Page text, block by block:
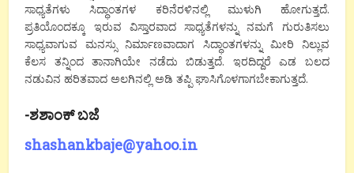
ಸಾಧ್ಯತೆಗಳು ಸಿದ್ಧಾಂತಗಳ ಕರಿನೆರಳಿನಲ್ಲಿ ಮುಳುಗಿ ಹೋಗುತ್ತದೆ.
ಪ್ರತಿಯೊಂದಕ್ಕೂ ಇರುವ ವಿಸ್ತಾರವಾದ ಸಾಧ್ಯತೆಗಳನ್ನು ನಮಗೆ ಗುರುತಿಸಲು
ಸಾಧ್ಯವಾಗುವ ಮನಸ್ಸು ನಿರ್ಮಾಣವಾದಾಗ ಸಿದ್ಧಾಂತಗಳನ್ನು ಮೀರಿ ನಿಲ್ಲುವ
ಕೆಲಸ ತನ್ನಿಂದ ತಾನಾಗಿಯೇ ನಡೆದು ಬಿಡುತ್ತದೆ. ಇರದಿದ್ದರೆ ಎಡ ಬಲದ
ನಡುವಿನ ಹರಿತವಾದ ಅಲಗಿನಲ್ಲಿ ಅಡಿ ತಪ್ಪಿ ಘಾಸಿಗೊಳಗಾಗಬೇಕಾಗುತ್ತದೆ.
-ಶಶಾಂಕ್ ಬಜೆ
shashankbaje@yahoo.in